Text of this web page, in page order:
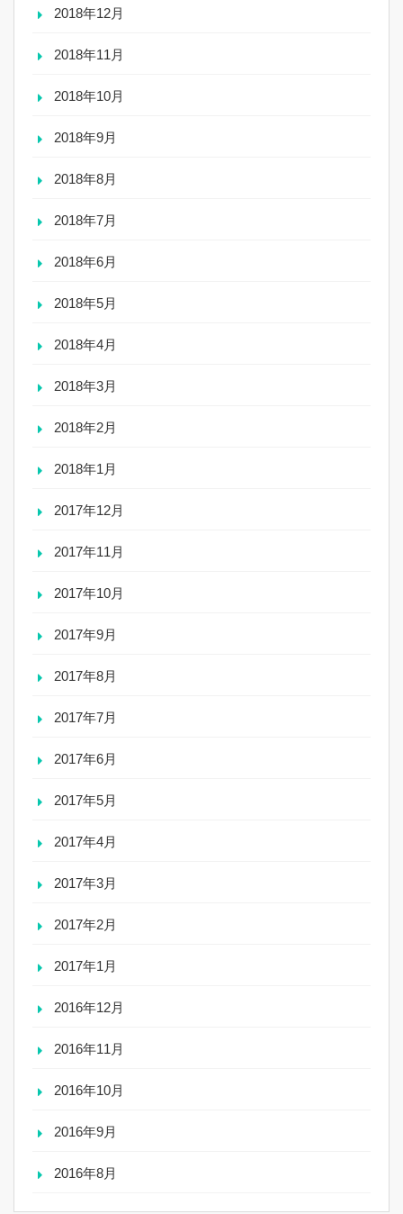
2018年12月
2018年11月
2018年10月
2018年9月
2018年8月
2018年7月
2018年6月
2018年5月
2018年4月
2018年3月
2018年2月
2018年1月
2017年12月
2017年11月
2017年10月
2017年9月
2017年8月
2017年7月
2017年6月
2017年5月
2017年4月
2017年3月
2017年2月
2017年1月
2016年12月
2016年11月
2016年10月
2016年9月
2016年8月